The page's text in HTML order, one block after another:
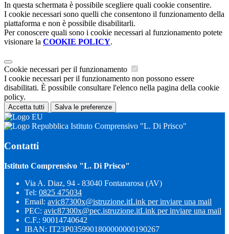
In questa schermata è possibile scegliere quali cookie consentire.
I cookie necessari sono quelli che consentono il funzionamento della
piattaforma e non è possibile disabilitarli.
Per conoscere quali sono i cookie necessari al funzionamento potete
visionare la COOKIE POLICY.
Cookie necessari per il funzionamento
I cookie necessari per il funzionamento non possono essere
disabilitati. È possibile consultare l'elenco nella pagina della cookie
policy.
Accetta tutti Salva le preferenze
Istituto Comprensivo "L. Di Prisco"
Contatti
Istituto Comprensivo "L. Di Prisco"
Via A. Diaz, 94 - 83040 Fontanarosa (AV)
Tel: 0825 475034
Email: avic87300x@istruzione.itLink per inviare una mail
PEC: avic87300x@pec.istruzione.itLink per inviare una mail
C.F.: 90014740642
IBAN: IT23P0359901800000000190267